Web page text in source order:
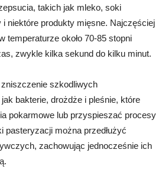
takich jak mleko, soki
niektóre produkty mięsne. Najczęściej
temperaturze około 70-85 stopni
zwykle kilka sekund do kilku minut.
szkodliwych
bakterie, drożdże i pleśnie, które
pokarmowe lub przyspieszać procesy
pasteryzacji można przedłużyć
zachowując jednocześnie ich